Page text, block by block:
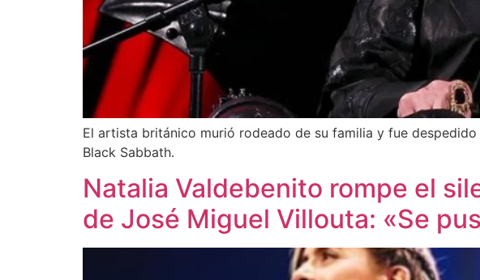
El artista británico murió rodeado de su familia y fue
Black Sabbath.
Natalia Valdebenito rompe el
de José Miguel Villouta: «Se